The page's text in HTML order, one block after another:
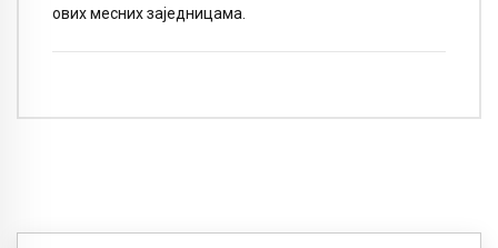
ових месних заједницама.